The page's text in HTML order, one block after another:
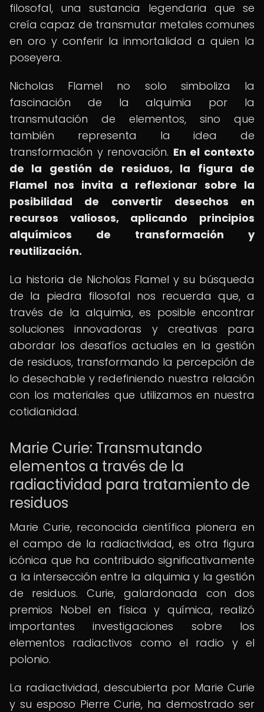
filosofal, una sustancia legendaria que se
creía capaz de transmutar metales comunes
en oro y conferir la inmortalidad a quien la
poseyera.
Nicholas Flamel no solo simboliza la
fascinación de la alquimia por la
transmutación de elementos, sino que
también representa la idea de
transformación y renovación. En el contexto
de la gestión de residuos, la figura de
Flamel nos invita a reflexionar sobre la
posibilidad de convertir desechos en
recursos valiosos, aplicando principios
alquímicos de transformación y
reutilización.
La historia de Nicholas Flamel y su búsqueda
de la piedra filosofal nos recuerda que, a
través de la alquimia, es posible encontrar
soluciones innovadoras y creativas para
abordar los desafíos actuales en la gestión
de residuos, transformando la percepción de
lo desechable y redefiniendo nuestra relación
con los materiales que utilizamos en nuestra
cotidianidad.
Marie Curie: Transmutando
elementos a través de la
radiactividad para tratamiento de
residuos
Marie Curie, reconocida científica pionera en
el campo de la radiactividad, es otra figura
icónica que ha contribuido significativamente
a la intersección entre la alquimia y la gestión
de residuos. Curie, galardonada con dos
premios Nobel en física y química, realizó
importantes investigaciones sobre los
elementos radiactivos como el radio y el
polonio.
La radiactividad, descubierta por Marie Curie
y su esposo Pierre Curie, ha demostrado ser